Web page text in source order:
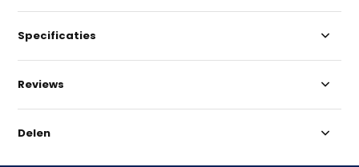
Specificaties
Reviews
Delen